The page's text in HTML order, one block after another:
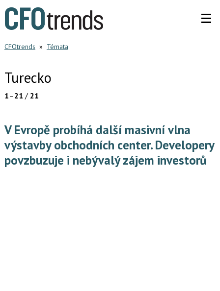
CFOtrends » Témata
Turecko
1–21 / 21
V Evropě probíhá další masivní vlna
výstavby obchodních center. Developery
povzbuzuje i nebývalý zájem investorů